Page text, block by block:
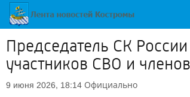
Председатель СК
участников СВО и
9 июня 2026, 18:14 Официально